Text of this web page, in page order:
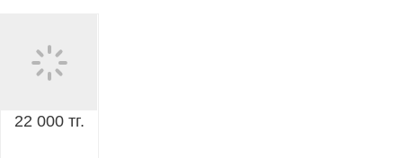
22 000 тг.